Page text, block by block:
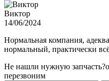
Виктор
14/06/2024
Нормальная компания,
нормальный, практически
Не нашли нужную запчасть?
перезвоним